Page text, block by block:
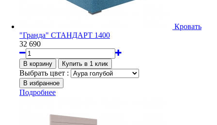
Кровать
"Гранда" СТАНДАРТ 1400
32 690
Выбрать цвет :
Подробнее